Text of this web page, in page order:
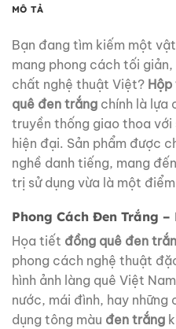
MÔ TẢ
Bạn đang tìm kiếm một
mang phong cách tối
chất nghệ thuật Việt?
quê đen trắng chính là lựa
truyền thống giao thoa với
hiện đại. Sản phẩm được
nghề danh tiếng, mang
trị sử dụng vừa là một
Phong Cách Đen Trắng
Họa tiết đồng quê đen
phong cách nghệ thuật
hình ảnh làng quê Việt
nước, mái đình, hay những
dụng tông màu đen trắng